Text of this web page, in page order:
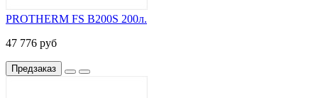
PROTHERM FS B200S 200л.
47 776 руб
Предзаказ